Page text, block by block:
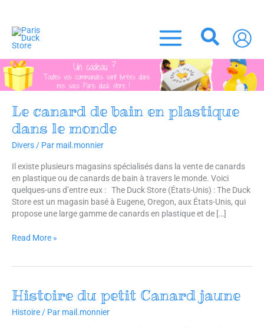
contenu
Le canard de bain en plastique
dans le monde
Divers / Par mail.monnier
Il existe plusieurs magasins spécialisés dans la vente de canards
en plastique ou de canards de bain à travers le monde. Voici
quelques-uns d’entre eux : The Duck Store (États-Unis) : The Duck
Store est un magasin basé à Eugene, Oregon, aux États-Unis, qui
propose une large gamme de canards en plastique et de […]
Le
canard
de
bain
plastique
dans
le
monde
Read More »
Histoire du petit Canard jaune
Histoire / Par mail.monnier
Histoire
du
petit